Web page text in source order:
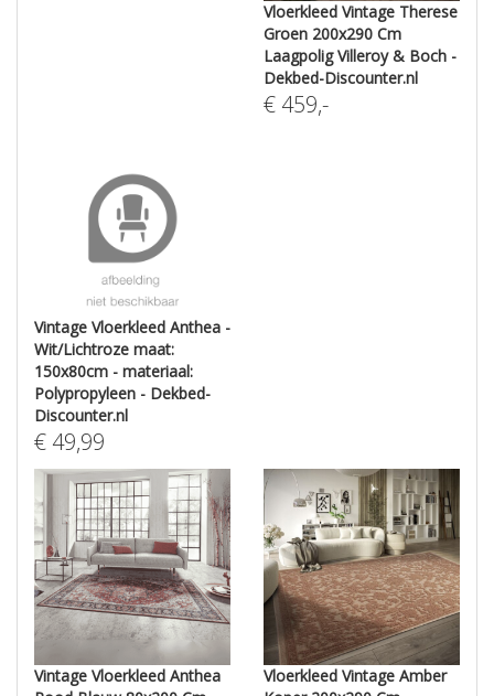
Vloerkleed Vintage Therese
Groen 200x290 Cm
Laagpolig Villeroy & Boch -
Dekbed-Discounter.nl
€ 459,-
Vintage Vloerkleed Anthea -
Wit/Lichtroze maat:
150x80cm - materiaal:
Polypropyleen - Dekbed-
Discounter.nl
€ 49,99
Vintage Vloerkleed Anthea
Vloerkleed Vintage Amber